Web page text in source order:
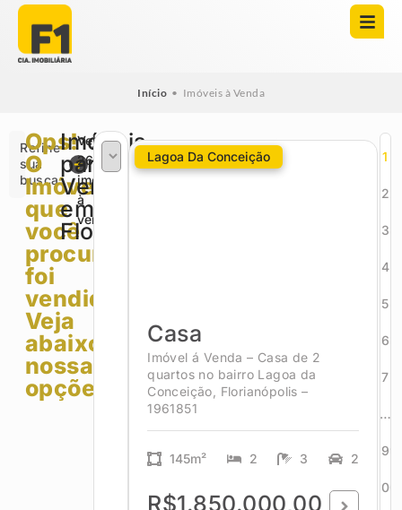
Início • Imóveis à Venda
Refine
sua
busca
Ops!
O
Imóvel
que
você
procurava
foi
vendido.
Veja
abaixo
nossas
opções!
Imóveis
para
Venda
em
Florianópolis
Veja
2699
imóveis
à
venda
Lagoa Da Conceição
Casa
Imóvel á Venda – Casa de 2
quartos no bairro Lagoa da
Conceição, Florianópolis –
1961851
145m² 2 3 2
R$1.850.000,00
1
2
3
4
5
6
7
…
299
300